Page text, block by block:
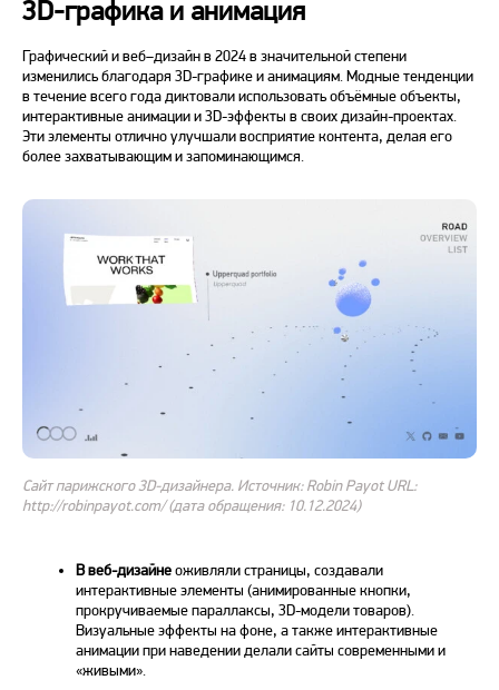
3D-графика и анимация
Графический ивеб–дизайнв 2024в значительной степени
изменились благодаря 3D-графике и анимациям. Модные тенденции
в течение всего года диктовали использовать объёмные объекты,
интерактивные анимации и 3D-эффекты в своих дизайн-проектах.
Эти элементы отлично улучшали восприятие контента, делая его
более захватывающим и запоминающимся.
Сайт парижского 3D-дизайнера. Источник: Robin Payot URL:
http://robinpayot.com/ (дата обращения: 10.12.2024)
Ввеб-дизайнеоживляли страницы, создавали
интерактивные элементы (анимированные кнопки,
прокручиваемые параллаксы, 3D-модели товаров).
Визуальные эффекты на фоне, а также интерактивные
анимации при наведении делали сайты современными и
«живыми».